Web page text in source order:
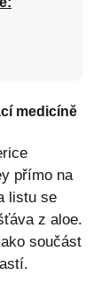
medicíně
přímo na
listu se
z aloe.
součást